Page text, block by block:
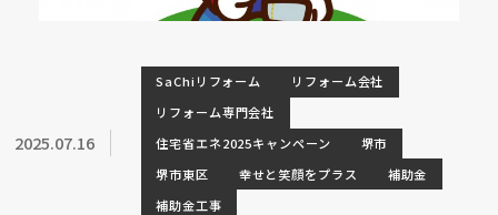
2025.07.16
SaChiリフォーム
リフォーム会社
リフォーム専門会社
住宅省エネ2025キャンペーン
堺市
堺市東区
幸せと笑顔をプラス
補助金
補助金工事